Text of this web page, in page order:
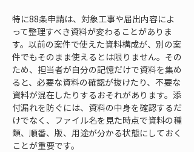
特に88条申請は、対象工事や届出内容によ
って整理すべき資料が変わることがありま
す。以前の案件で使えた資料構成が、別の案
件でもそのまま使えるとは限りません。その
ため、担当者が自分の記憶だけで資料を集め
ると、必要な資料の確認が抜けたり、不要な
資料が混在したりするおそれがあります。添
付漏れを防ぐには、資料の中身を確認するだ
けでなく、ファイル名を見た時点で資料の種
類、順番、版、用途が分かる状態にしておく
ことが重要です。